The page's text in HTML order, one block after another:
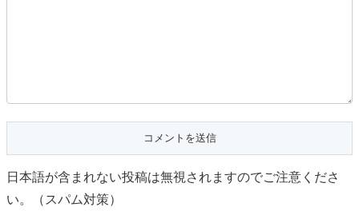
日本語が含まれない投稿は無視されますのでご注意くださ
い。（スパム対策）